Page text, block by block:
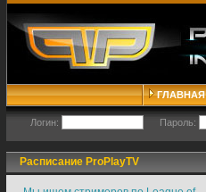
ГЛАВНАЯ
Логин: Пароль:
Расписание ProPlayTV